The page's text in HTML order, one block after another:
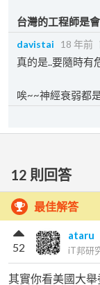
台灣的工程師是
davistai 18 年前
真的是..要隨時有
唉~~神經衰弱都
12 則回答
最佳解答
ataru
iT邦研
52
其實你看美國大